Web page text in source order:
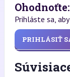
Ohodnoťte:
Prihláste sa,
PRIHLÁSIŤ